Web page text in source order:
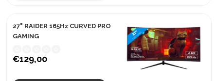
27" RAIDER 165Hz CURVED PRO
GAMING
€129,00